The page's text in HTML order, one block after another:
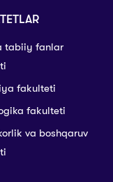
tabiiy fanlar
fakulteti
fakulteti
va boshqaruv